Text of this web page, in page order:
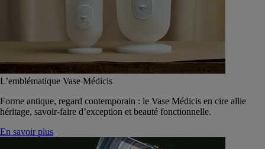
L’emblématique Vase Médicis
Forme antique, regard contemporain : le Vase Médicis en cire allie
héritage, savoir-faire d’exception et beauté fonctionnelle.
En savoir plus